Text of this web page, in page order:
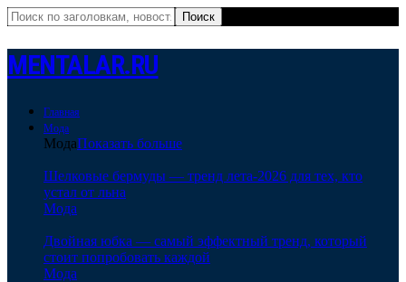
MENTALAR.RU
Главная
Мода
МодаПоказать больше
Шелковые бермуды — тренд лета-2026 для тех, кто
устал от льна
Мода
Двойная юбка — самый эффектный тренд, который
стоит попробовать каждой
Мода